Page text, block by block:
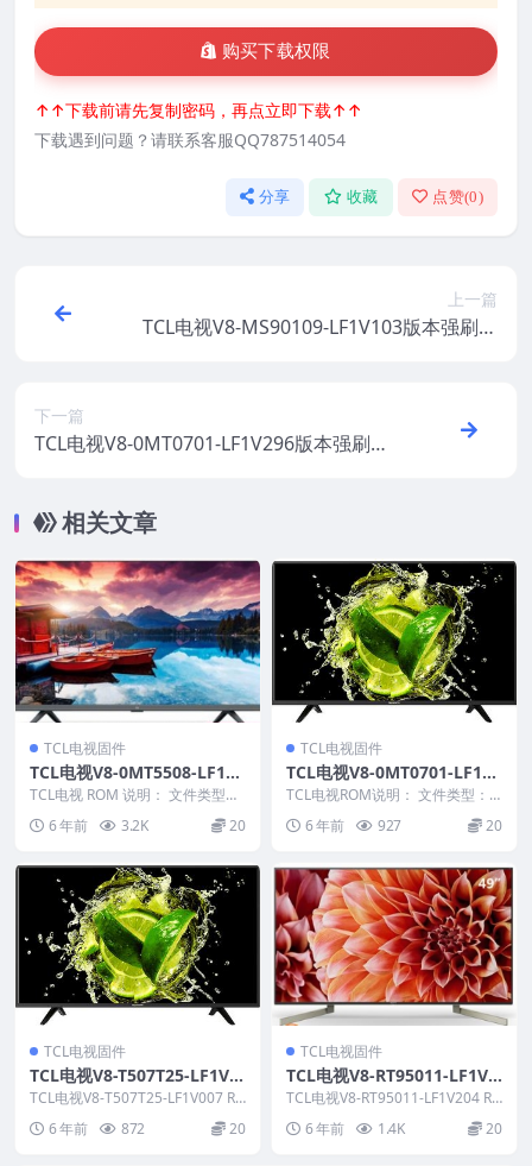
购买下载权限
↑↑下载前请先复制密码，再点立即下载↑↑
下载遇到问题？请联系客服QQ787514054
分享 收藏 点赞(0)
上一篇
TCL电视V8-MS90109-LF1V103版本强刷电
下一篇
TCL电视V8-0MT0701-LF1V296版本强刷电
相关文章
TCL电视固件
TCL电视V8-0MT5508-LF1V3
62版本强刷电视固件包下载
TCL电视 ROM 说明： 文件类型：
pkg 适用机芯：MT55 适应机型：
L4...6 年前 3.2K 20
TCL电视固件
TCL电视V8-0MT0701-LF1V0
271版本强刷电视固件包下载
TCL电视ROM说明： 文件类型：p
kg 适用机芯：MT07P 适用机型：
F38...6 年前 927 20
TCL电视固件
TCL电视V8-T507T25-LF1V0
07版本强刷电视固件包下载
TCL电视V8-T507T25-LF1V007 RO
6 年前 872 20
TCL电视固件
TCL电视V8-RT95011-LF1V2
04版本强刷电视固件包下载
TCL电视V8-RT95011-LF1V204 RO
6 年前 1.4K 20